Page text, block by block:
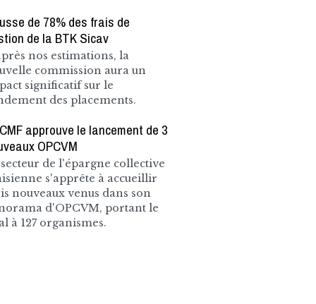
de 78% des frais de
de la BTK Sicav
nos estimations, la
commission aura un
significatif sur le
des placements.
approuve le lancement de 3
OPCVM
de l'épargne collective
s'apprête à accueillir
nouveaux venus dans son
d'OPCVM, portant le
à 127 organismes.